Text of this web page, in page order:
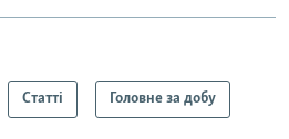
Статті Головне за добу